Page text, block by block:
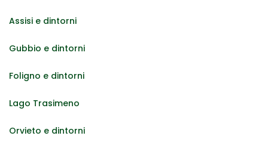
Assisi e dintorni
Gubbio e dintorni
Foligno e dintorni
Lago Trasimeno
Orvieto e dintorni